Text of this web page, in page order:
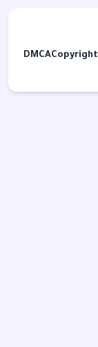
Copyright
DMCA